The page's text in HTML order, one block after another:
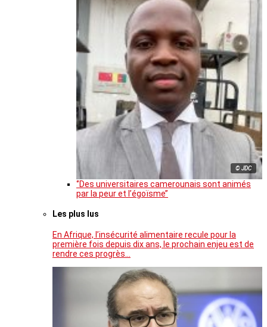
© JDC
‘’Des universitaires camerounais sont animés
par la peur et l’égoïsme’’
Les plus lus
En Afrique, l’insécurité alimentaire recule pour la
première fois depuis dix ans, le prochain enjeu est de
rendre ces progrès…